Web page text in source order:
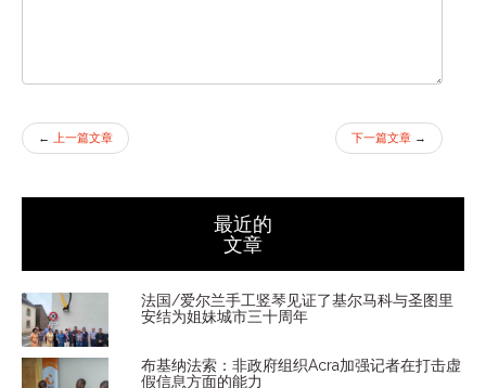
← 上一篇文章 下一篇文章 →
最近的
文章
法国/爱尔兰手工竖琴见证了基尔马科与圣图里
安结为姐妹城市三十周年
布基纳法索：非政府组织Acra加强记者在打击虚
假信息方面的能力